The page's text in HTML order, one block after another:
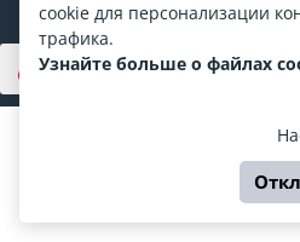
cookie для персонализации
трафика.
Узнайте больше о файлах